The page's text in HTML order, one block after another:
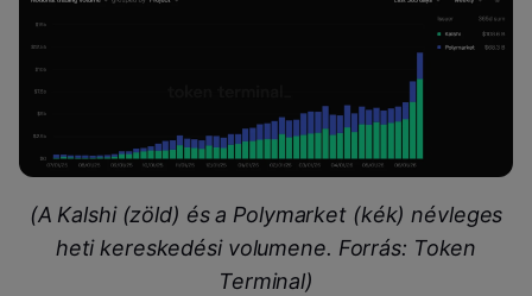
(A Kalshi (zöld) és a Polymarket (kék) névleges
heti kereskedési volumene. Forrás: Token
Terminal)